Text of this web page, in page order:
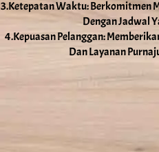
3.Ketepatan Waktu: Berkomitmen
Dengan Jadwal
4.Kepuasan Pelanggan:
Dan Layanan